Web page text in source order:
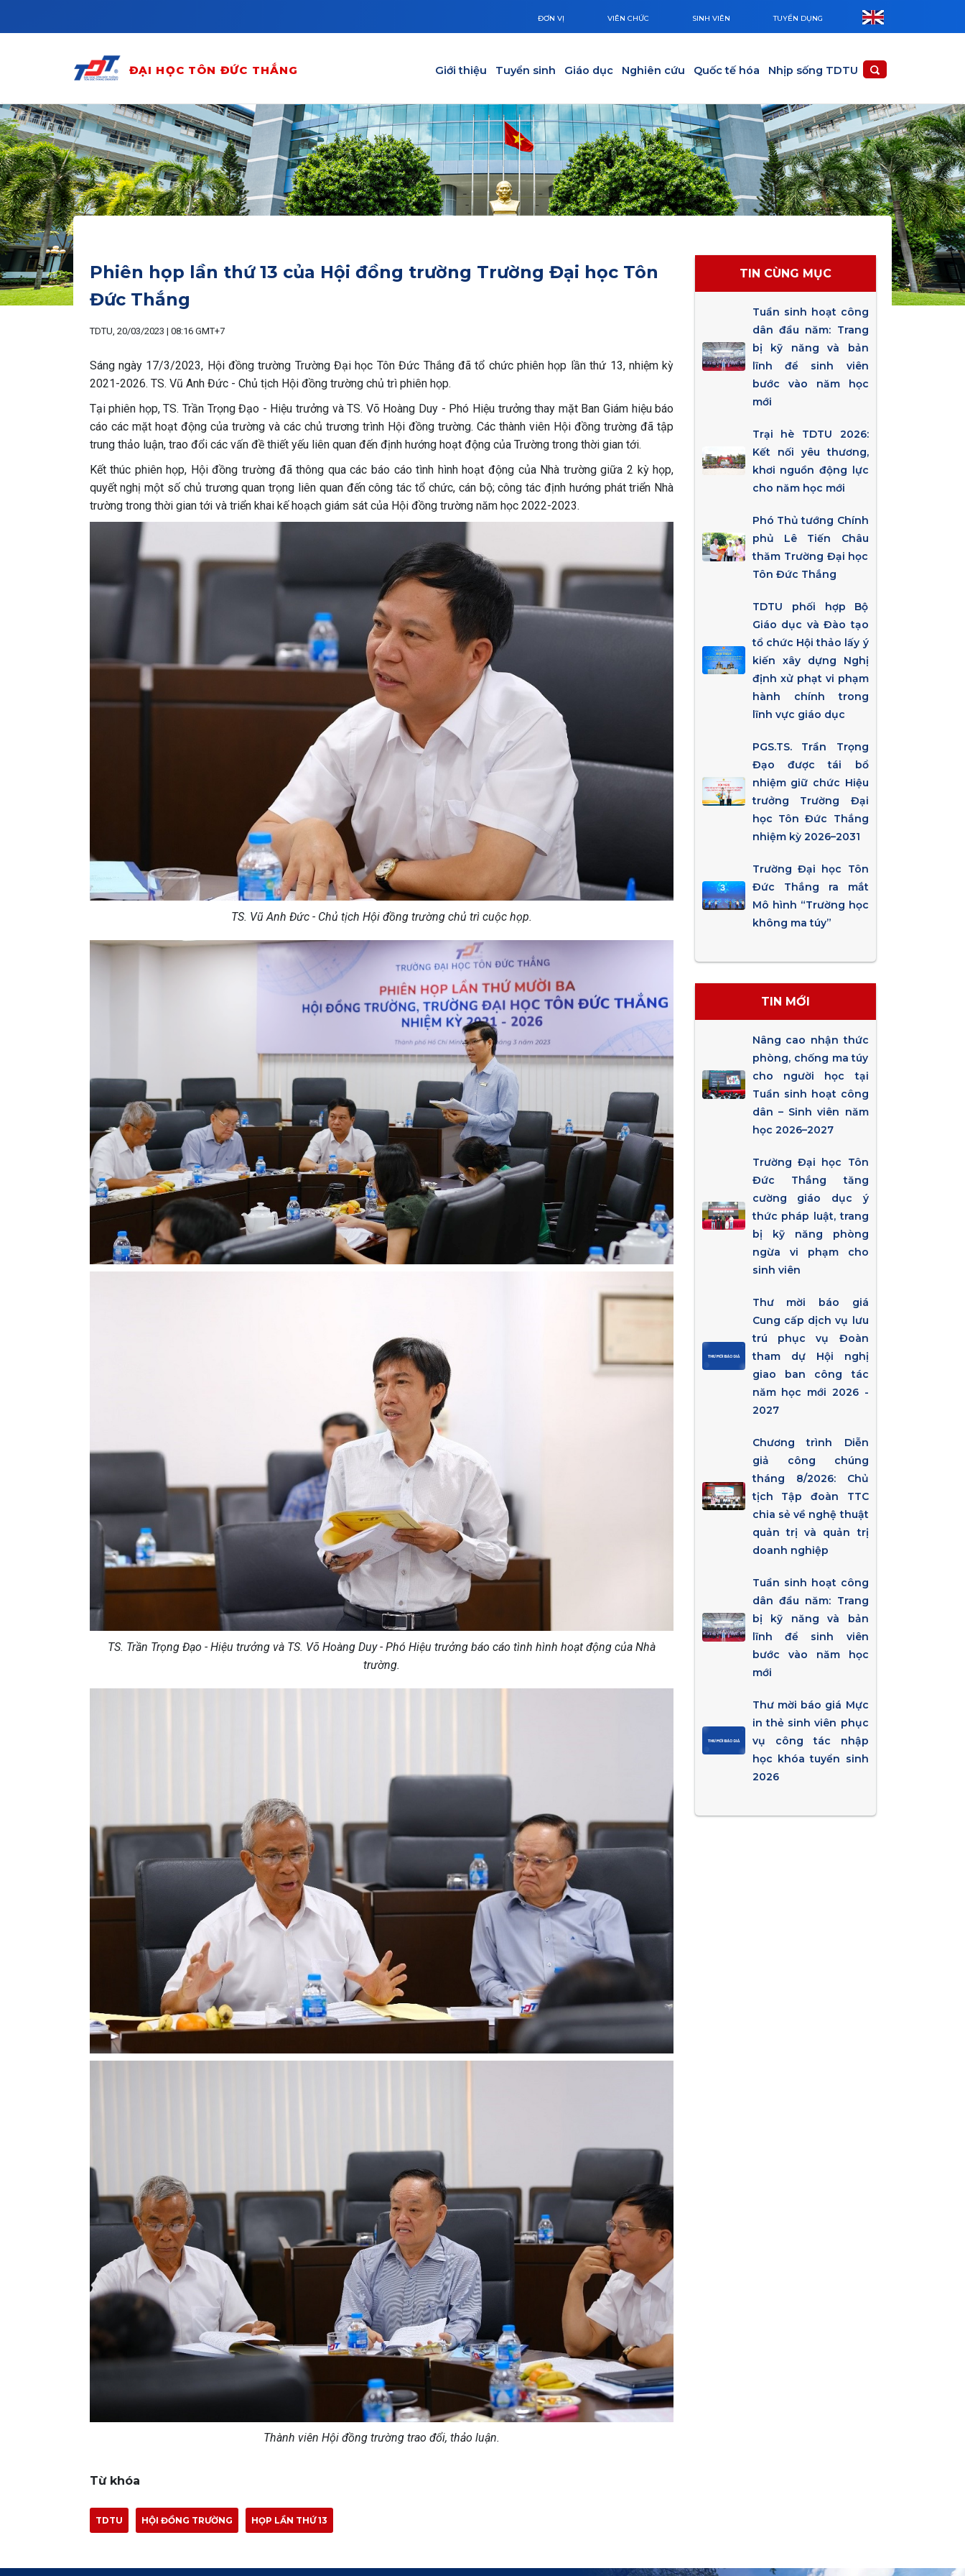
ĐƠN VỊ VIÊN CHỨC SINH VIÊN TUYỂN DỤNG
ĐẠI HỌC TÔN ĐỨC THẮNG Giới thiệu Tuyển sinh Giáo dục Nghiên cứu Quốc tế hóa Nhịp sống TDTU
Phiên họp lần thứ 13 của Hội đồng trường Trường Đại học Tôn
Đức Thắng
TDTU, 20/03/2023 | 08:16 GMT+7
Sáng ngày 17/3/2023, Hội đồng trường Trường Đại học Tôn Đức Thắng đã tổ chức phiên họp lần thứ 13, nhiệm kỳ
2021-2026. TS. Vũ Anh Đức - Chủ tịch Hội đồng trường chủ trì phiên họp.
Tại phiên họp, TS. Trần Trọng Đạo - Hiệu trưởng và TS. Võ Hoàng Duy - Phó Hiệu trưởng thay mặt Ban Giám hiệu báo
cáo các mặt hoạt động của trường và các chủ trương trình Hội đồng trường. Các thành viên Hội đồng trường đã tập
trung thảo luận, trao đổi các vấn đề thiết yếu liên quan đến định hướng hoạt động của Trường trong thời gian tới.
Kết thúc phiên họp, Hội đồng trường đã thông qua các báo cáo tình hình hoạt động của Nhà trường giữa 2 kỳ họp,
quyết nghị một số chủ trương quan trọng liên quan đến công tác tổ chức, cán bộ; công tác định hướng phát triển Nhà
trường trong thời gian tới và triển khai kế hoạch giám sát của Hội đồng trường năm học 2022-2023.
TS. Vũ Anh Đức - Chủ tịch Hội đồng trường chủ trì cuộc họp.
TS. Trần Trọng Đạo - Hiệu trưởng và TS. Võ Hoàng Duy - Phó Hiệu trưởng báo cáo tình hình hoạt động của Nhà
trường.
Thành viên Hội đồng trường trao đổi, thảo luận.
Từ khóa
TDTU HỘI ĐỒNG TRƯỜNG HỌP LẦN THỨ 13
TIN CÙNG MỤC
Tuần sinh hoạt công
dân đầu năm: Trang
bị kỹ năng và bản
lĩnh để sinh viên
bước vào năm học
mới
Trại hè TDTU 2026:
Kết nối yêu thương,
khơi nguồn động lực
cho năm học mới
Phó Thủ tướng Chính
phủ Lê Tiến Châu
thăm Trường Đại học
Tôn Đức Thắng
TDTU phối hợp Bộ
Giáo dục và Đào tạo
tổ chức Hội thảo lấy ý
kiến xây dựng Nghị
định xử phạt vi phạm
hành chính trong
lĩnh vực giáo dục
PGS.TS. Trần Trọng
Đạo được tái bổ
nhiệm giữ chức Hiệu
trưởng Trường Đại
học Tôn Đức Thắng
nhiệm kỳ 2026–2031
Trường Đại học Tôn
Đức Thắng ra mắt
Mô hình “Trường học
không ma túy”
TIN MỚI
Nâng cao nhận thức
phòng, chống ma túy
cho người học tại
Tuần sinh hoạt công
dân – Sinh viên năm
học 2026–2027
Trường Đại học Tôn
Đức Thắng tăng
cường giáo dục ý
thức pháp luật, trang
bị kỹ năng phòng
ngừa vi phạm cho
sinh viên
Thư mời báo giá
Cung cấp dịch vụ lưu
trú phục vụ Đoàn
tham dự Hội nghị
giao ban công tác
năm học mới 2026 -
2027
Chương trình Diễn
giả công chúng
tháng 8/2026: Chủ
tịch Tập đoàn TTC
chia sẻ về nghệ thuật
quản trị và quản trị
doanh nghiệp
Tuần sinh hoạt công
dân đầu năm: Trang
bị kỹ năng và bản
lĩnh để sinh viên
bước vào năm học
mới
Thư mời báo giá Mực
in thẻ sinh viên phục
vụ công tác nhập
học khóa tuyển sinh
2026